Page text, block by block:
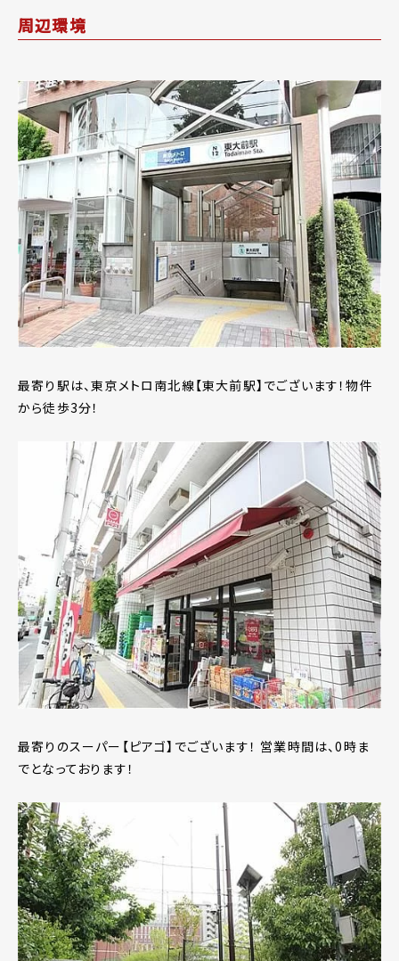
周辺環境
最寄り駅は、東京メトロ南北線【東大前駅】でございます！物件
から徒歩3分！
最寄りのスーパー【ピアゴ】でございます！ 営業時間は、0時ま
でとなっております！